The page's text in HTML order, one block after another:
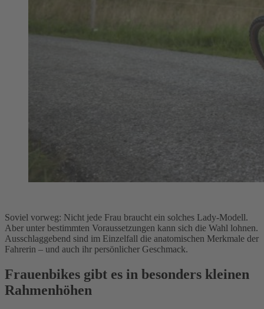
Soviel vorweg: Nicht jede Frau braucht ein solches Lady-Modell.
Aber unter bestimmten Voraussetzungen kann sich die Wahl lohnen.
Ausschlaggebend sind im Einzelfall die anatomischen Merkmale der
Fahrerin – und auch ihr persönlicher Geschmack.
Frauenbikes gibt es in besonders kleinen
Rahmenhöhen